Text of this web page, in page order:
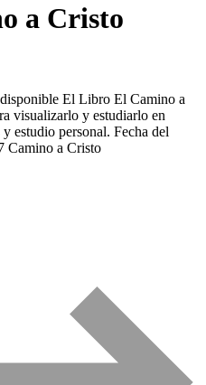
a Cristo
El Libro El Camino a
visualizarlo y estudiarlo en
estudio personal. Fecha del
Camino a Cristo